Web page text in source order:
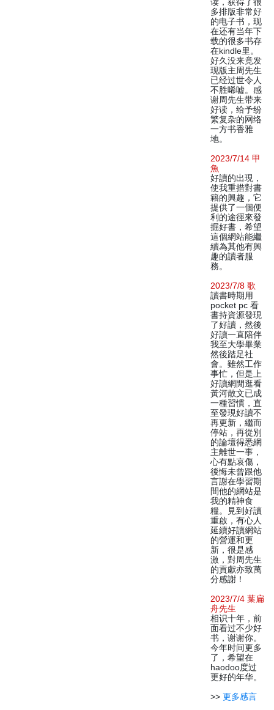
多排版非常好
的电子书，现
在还有当年下
载的很多书存
在kindle里。
好久没来竟发
现版主周先生
已经过世令人
不胜唏嘘。感
谢周先生带来
好读，给予纷
繁复杂的网络
一方书香雅
地。
2023/7/14 甲
魚
好讀的出現，
使我重措對書
籍的興趣，它
提供了一個便
利的途徑來發
掘好書，希望
這個網站能繼
續為其他有興
趣的讀者服
務。
2023/7/8 歌
讀書時期用
pocket pc 看
書持資源發現
了好讀，然後
好讀一直陪伴
我至大學畢業
然後踏足社
會。雖然工作
事忙，但是上
好讀網閒逛看
黃河散文已成
一種習慣，直
至發現好讀不
再更新，繼而
停站，再從別
的論壇得悉網
主離世一事，
心有點哀傷，
後悔未曾跟他
言謝在學習期
間他的網站是
我的精神食
糧。見到好讀
重啟，有心人
延續好讀網站
的營運和更
新，很是感
激，對周先生
的貢獻亦致萬
分感謝！
2023/7/4 葉扁
舟先生
相识十年，前
面看过不少好
书，谢谢你。
今年时间更多
了，希望在
haodoo度过
更好的年华。
>> 更多感言